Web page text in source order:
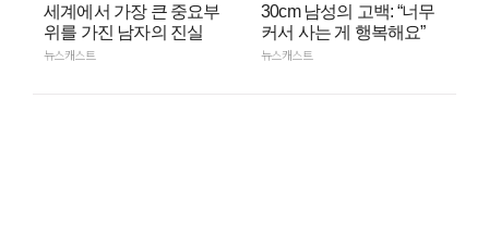
세계에서 가장 큰 중요부
위를 가진 남자의 진실
뉴스캐스트
30cm 남성의 고백: “너무
커서 사는 게 행복해요”
뉴스캐스트